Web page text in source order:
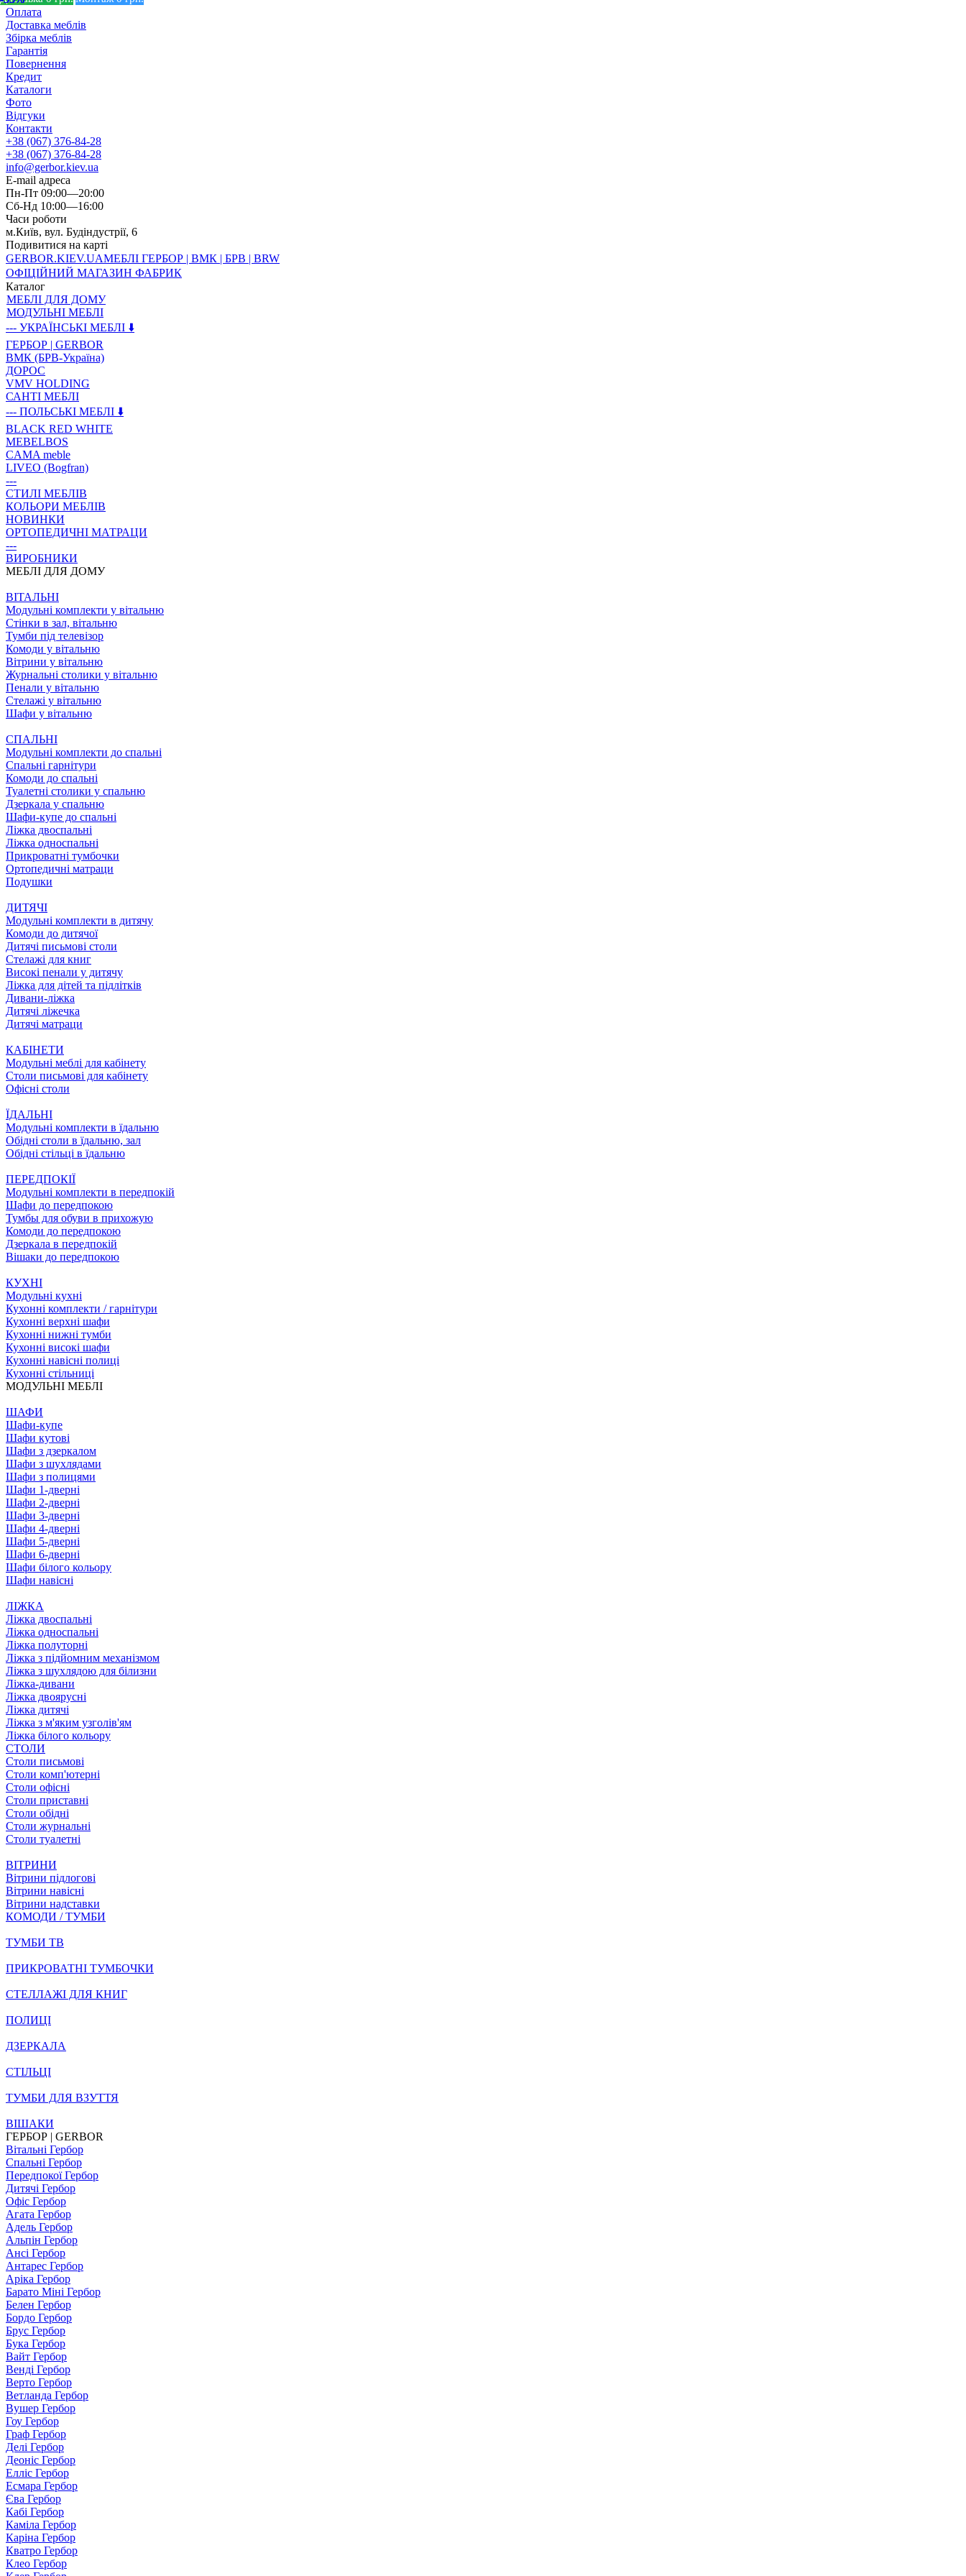
Оплата
Доставка меблів
Збірка меблів
Гарантія
Повернення
Кредит
Каталоги
Фото
Відгуки
Контакти
+38 (067) 376-84-28
+38 (067) 376-84-28
info@gerbor.kiev.ua
E-mail адреса
Пн-Пт 09:00—20:00
Сб-Нд 10:00—16:00
Часи роботи
м.Київ, вул. Будіндустрії, 6
Подивитися на карті
GERBOR.KIEV.UAМЕБЛI ГЕРБОР | ВМК | БРВ | BRW
ОФІЦІЙНИЙ МАГАЗИН ФАБРИК
Каталог
МЕБЛІ ДЛЯ ДОМУ
МОДУЛЬНІ МЕБЛІ
--- УКРАЇНСЬКІ МЕБЛІ ⬇️
ГЕРБОР | GERBOR
ВМК (БРВ-Україна)
ДОРОС
VMV HOLDING
САНТІ МЕБЛІ
--- ПОЛЬСЬКІ МЕБЛІ ⬇️
BLACK RED WHITE
MEBELBOS
CAMA meble
LIVEO (Bogfran)
---
СТИЛІ МЕБЛІВ
КОЛЬОРИ МЕБЛІВ
НОВИНКИ
ОРТОПЕДИЧНІ МАТРАЦИ
---
ВИРОБНИКИ
МЕБЛІ ДЛЯ ДОМУ
ВIТАЛЬНI
Модульні комплекти у вітальню
Стінки в зал, вітальню
Тумби під телевізор
Комоди у вітальню
Вітрини у вітальню
Журнальні столики у вітальню
Пенали у вітальню
Стелажі у вітальню
Шафи у вітальню
СПАЛЬНІ
Модульні комплекти до спальні
Спальні гарнітури
Комоди до спальні
Туалетні столики у спальню
Дзеркала у спальню
Шафи-купе до спальні
Ліжка двоспальні
Ліжка односпальні
Прикроватні тумбочки
Ортопедичні матраци
Подушки
ДИТЯЧІ
Модульні комплекти в дитячу
Комоди до дитячої
Дитячі письмові столи
Стелажі для книг
Високі пенали у дитячу
Ліжка для дітей та підлітків
Дивани-ліжка
Дитячі ліжечка
Дитячі матраци
КАБІНЕТИ
Модульні меблі для кабінету
Столи письмові для кабінету
Офісні столи
ЇДАЛЬНI
Модульні комплекти в їдальню
Обідні столи в їдальню, зал
Обідні стільці в їдальню
ПЕРЕДПОКІЇ
Модульні комплекти в передпокій
Шафи до передпокою
Тумбы для обуви в прихожую
Комоди до передпокою
Дзеркала в передпокій
Вішаки до передпокою
КУХНІ
Модульні кухні
Кухонні комплекти / гарнітури
Кухонні верхні шафи
Кухонні нижні тумби
Кухонні високі шафи
Кухонні навісні полиці
Кухонні стільниці
МОДУЛЬНІ МЕБЛІ
ШАФИ
Шафи-купе
Шафи кутові
Шафи з дзеркалом
Шафи з шухлядами
Шафи з полицями
Шафи 1-дверні
Шафи 2-дверні
Шафи 3-дверні
Шафи 4-дверні
Шафи 5-дверні
Шафи 6-дверні
Шафи білого кольору
Шафи навісні
ЛІЖКА
Ліжка двоспальні
Ліжка односпальні
Ліжка полуторні
Ліжка з підйомним механізмом
Ліжка з шухлядою для білизни
Ліжка-дивани
Ліжка двоярусні
Ліжка дитячі
Ліжка з м'яким узголів'ям
Ліжка білого кольору
СТОЛИ
Столи письмові
Столи комп'ютерні
Столи офісні
Столи приставні
Столи обідні
Столи журнальні
Столи туалетні
ВІТРИНИ
Вітрини підлогові
Вітрини навісні
Вітрини надставки
КОМОДИ / ТУМБИ
ТУМБИ ТВ
ПРИКРОВАТНІ ТУМБОЧКИ
СТЕЛЛАЖІ ДЛЯ КНИГ
ПОЛИЦІ
ДЗЕРКАЛА
СТІЛЬЦI
ТУМБИ ДЛЯ ВЗУТТЯ
ВІШАКИ
ГЕРБОР | GERBOR
Вітальні Гербор
Спальні Гербор
Передпокої Гербор
Дитячі Гербор
Офіс Гербор
Агата Гербор
Адель Гербор
Альпін Гербор
Ансі Гербор
Антарес Гербор
Аріка Гербор
Барато Міні Гербор
Белен Гербор
Бордо Гербор
Брус Гербор
Бука Гербор
Вайт Гербор
Венді Гербор
Верто Гербор
Ветланда Гербор
Вушер Гербор
Гоу Гербор
Граф Гербор
Делі Гербор
Деоніс Гербор
Елліс Гербор
Есмара Гербор
Єва Гербор
Кабі Гербор
Каміла Гербор
Каріна Гербор
Кватро Гербор
Клео Гербор